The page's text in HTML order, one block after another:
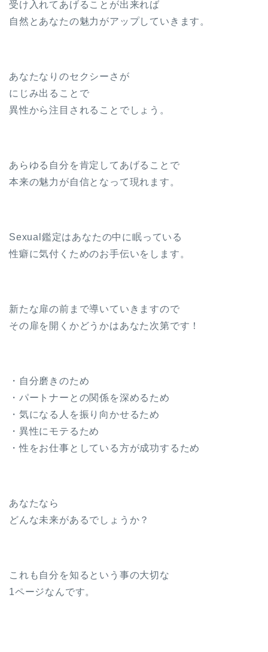
受け入れてあげることが出来れば
自然とあなたの魅力がアップしていきます。
あなたなりのセクシーさが
にじみ出ることで
異性から注目されることでしょう。
あらゆる自分を肯定してあげることで
本来の魅力が自信となって現れます。
Sexual鑑定はあなたの中に眠っている
性癖に気付くためのお手伝いをします。
新たな扉の前まで導いていきますので
その扉を開くかどうかはあなた次第です！
・自分磨きのため
・パートナーとの関係を深めるため
・気になる人を振り向かせるため
・異性にモテるため
・性をお仕事としている方が成功するため
あなたなら
どんな未来があるでしょうか？
これも自分を知るという事の大切な
1ページなんです。